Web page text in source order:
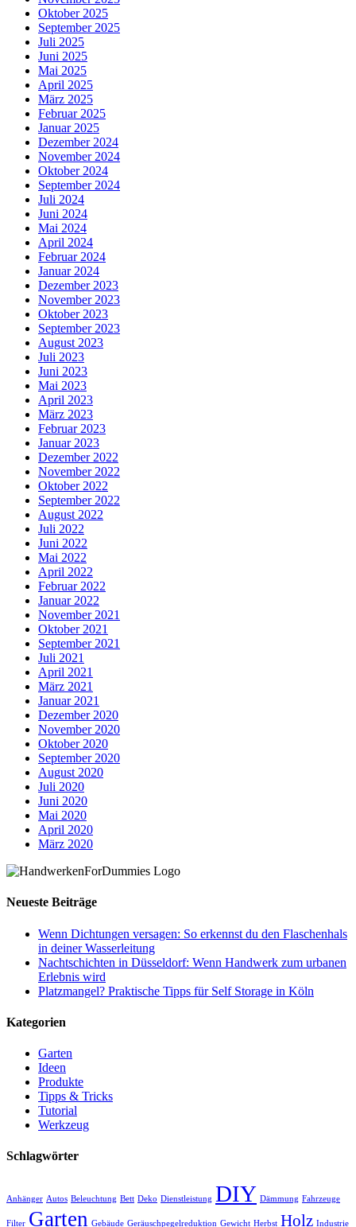
Oktober 2025
September 2025
Juli 2025
Juni 2025
Mai 2025
April 2025
März 2025
Februar 2025
Januar 2025
Dezember 2024
November 2024
Oktober 2024
September 2024
Juli 2024
Juni 2024
Mai 2024
April 2024
Februar 2024
Januar 2024
Dezember 2023
November 2023
Oktober 2023
September 2023
August 2023
Juli 2023
Juni 2023
Mai 2023
April 2023
März 2023
Februar 2023
Januar 2023
Dezember 2022
November 2022
Oktober 2022
September 2022
August 2022
Juli 2022
Juni 2022
Mai 2022
April 2022
Februar 2022
Januar 2022
November 2021
Oktober 2021
September 2021
Juli 2021
April 2021
März 2021
Januar 2021
Dezember 2020
November 2020
Oktober 2020
September 2020
August 2020
Juli 2020
Juni 2020
Mai 2020
April 2020
März 2020
Neueste Beiträge
Wenn Dichtungen versagen: So erkennst du den Flaschenhals
in deiner Wasserleitung
Nachtschichten in Düsseldorf: Wenn Handwerk zum urbanen
Erlebnis wird
Platzmangel? Praktische Tipps für Self Storage in Köln
Kategorien
Garten
Ideen
Produkte
Tipps & Tricks
Tutorial
Werkzeug
Schlagwörter
Anhänger Autos Beleuchtung Bett Deko Dienstleistung DIY Dämmung Fahrzeuge
Filter Garten Gebäude Geräuschpegelreduktion Gewicht Herbst Holz Industrie